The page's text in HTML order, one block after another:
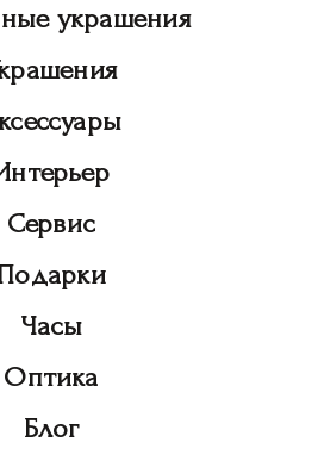
украшения
Сервис
Часы
Оптика
Блог